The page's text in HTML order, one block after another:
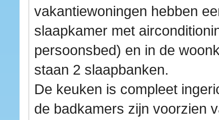
vakantiewoningen hebben
slaapkamer met
persoonsbed) en in de
staan 2 slaapbanken.
De keuken is compleet
de badkamers zijn voorzien